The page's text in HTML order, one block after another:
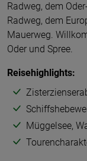
Radweg, dem
Radweg, dem
Mauerweg.
Oder und Spree.
Reisehighlights:
Müggelsee,